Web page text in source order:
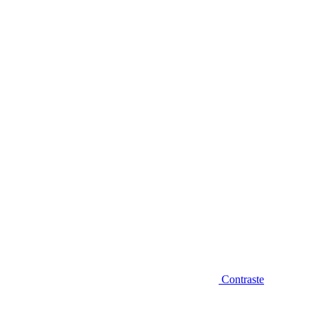
Contraste